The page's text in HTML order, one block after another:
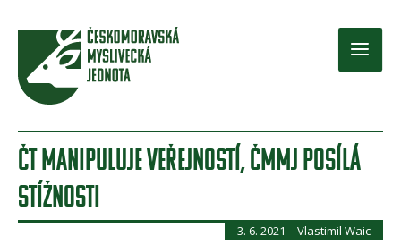
Main
ČT MANIPULUJE VEŘEJNOSTÍ, ČMMJ POSÍLÁ
STÍŽNOSTI
3. 6. 2021 Vlastimil Waic